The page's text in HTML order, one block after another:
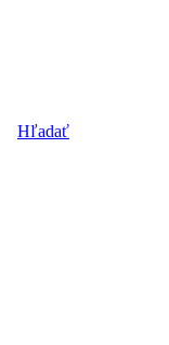
Hľadať